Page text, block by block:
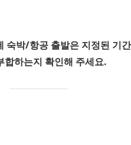
박/항공 출발은 지정된 기
합하는지 확인해 주세요.